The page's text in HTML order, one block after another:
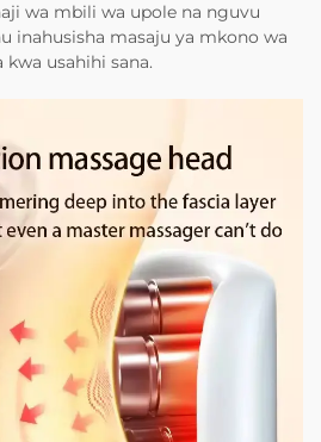
wa mbili wa upole na nguvu
inahusisha masaju ya mkono wa
usahihi sana.